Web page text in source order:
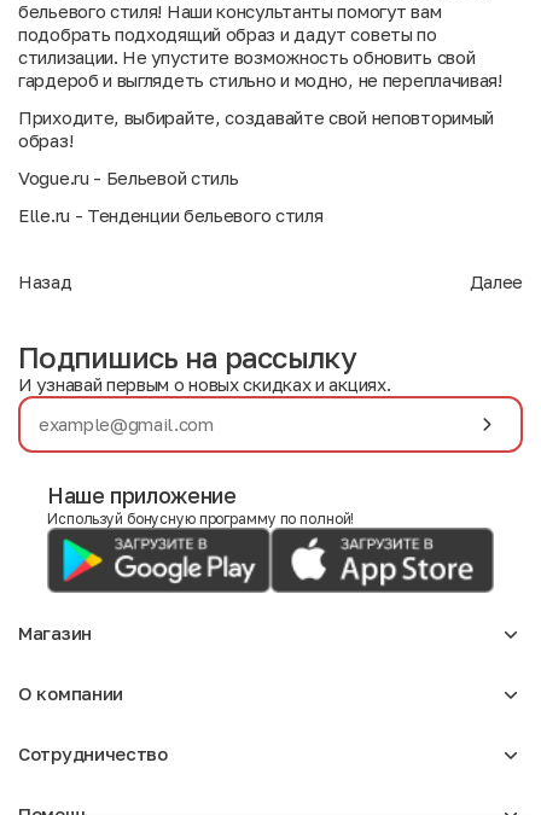
бельевого стиля! Наши консультанты помогут вам
подобрать подходящий образ и дадут советы по
стилизации. Не упустите возможность обновить свой
гардероб и выглядеть стильно и модно, не переплачивая!
Приходите, выбирайте, создавайте свой неповторимый
образ!
Vogue.ru - Бельевой стиль
Elle.ru - Тенденции бельевого стиля
Назад Далее
Подпишись на рассылку
И узнавай первым о новых скидках и акциях.
Наше приложение
Используй бонусную программу по полной!
Магазин
Для девочек
Женское
Мужское
О компании
Отзывы
Вакансии
Сотрудничество